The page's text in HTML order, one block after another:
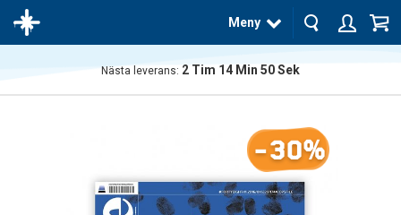
Meny
Nästa leverans: 2 Tim 14 Min 49Sek
-30%